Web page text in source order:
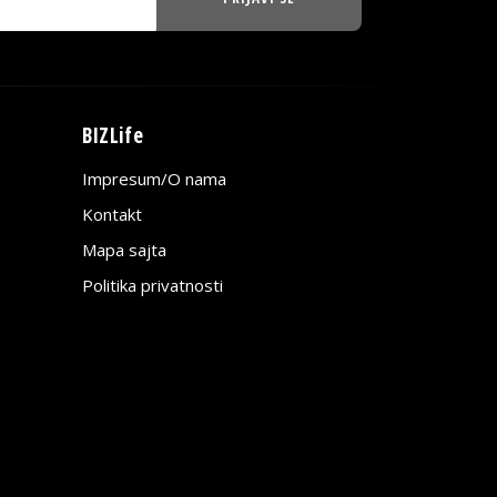
BIZLife
Impresum/O nama
Kontakt
Mapa sajta
Politika privatnosti